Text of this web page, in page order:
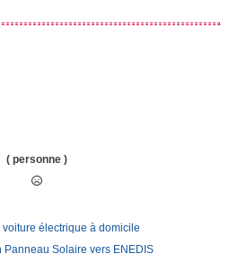
( personne )
électrique à domicile
Panneau Solaire vers ENEDIS